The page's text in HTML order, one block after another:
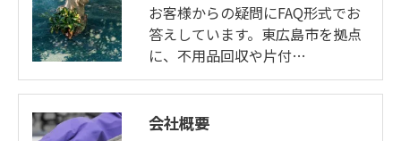
お客様からの疑問にFAQ形式でお
答えしています。東広島市を拠点
に、不用品回収や片付…
会社概要